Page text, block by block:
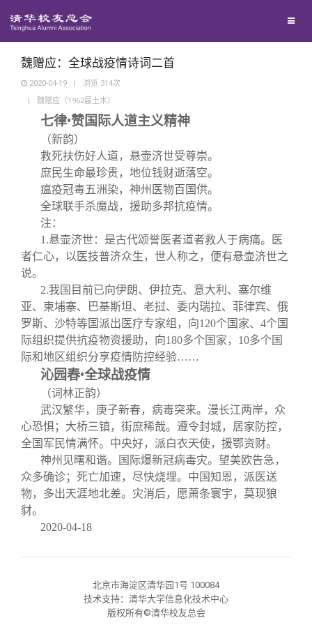
西南联大校友会
义工计划
新媒体平台
青春风采
校友视界
信息化服务
三创大赛
总会简介
会长致辞
理事会名单
制度法规
关闭
魏赠应：全球战疫情诗词二首
2020-04-19 | 浏览 314次
|
魏赠应（1962届土木）
七律•赞国际人道主义精神
（新韵）
救死扶伤好人道，悬壶济世受尊崇。
庶民生命最珍贵，地位钱财逝落空。
瘟疫冠毒五洲染，神州医物百国供。
全球联手杀魔战，援助多邦抗疫情。
注：
1.悬壶济世：是古代颂誉医者道者救人于病痛。医
者仁心，以医技普济众生，世人称之，便有悬壶济世之
说。
2.我国目前已向伊朗、伊拉克、意大利、塞尔维
亚、柬埔寨、巴基斯坦、老挝、委内瑞拉、菲律宾、俄
罗斯、沙特等国派出医疗专家组，向120个国家、4个国
际组织提供抗疫物资援助，向180多个国家，10多个国
际和地区组织分享疫情防控经验……
沁园春•全球战疫情
（词林正韵）
武汉繁华，庚子新春，病毒突来。漫长江两岸，众
心恐惧；大桥三镇，街庶稀哉。遵令封城，居家防控，
全国军民情满怀。中央好，派白衣天使，援鄂资财。
神州见曙和谐。国际爆新冠病毒灾。望美欧告急，
众多确诊；死亡加速，尽快烧埋。中国知恩，派医送
物，多出天涯地北差。灾消后，愿萧条寰宇，莫现狼
豺。
2020-04-18
北京市海淀区清华园1号 100084
技术支持：清华大学信息化技术中心
版权所有©清华校友总会